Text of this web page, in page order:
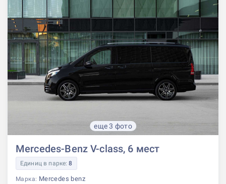
еще 3 фото
Mercedes-Benz V-class, 6 мест
Единиц в парке:8
Марка: Mercedes benz